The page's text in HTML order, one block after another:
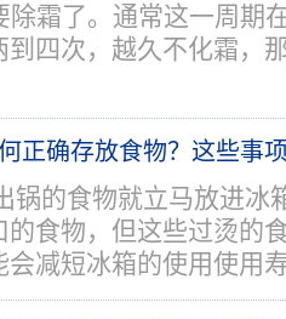
除霜了。通常这一周期
四次，越久不化霜，
正确存放食物？这些事
锅的食物就立马放进冰
的食物，但这些过烫的
减短冰箱的使用使用